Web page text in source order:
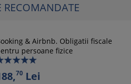
RECOMANDATE
& Airbnb. Obligatii fiscale
persoane fizice
70 Lei